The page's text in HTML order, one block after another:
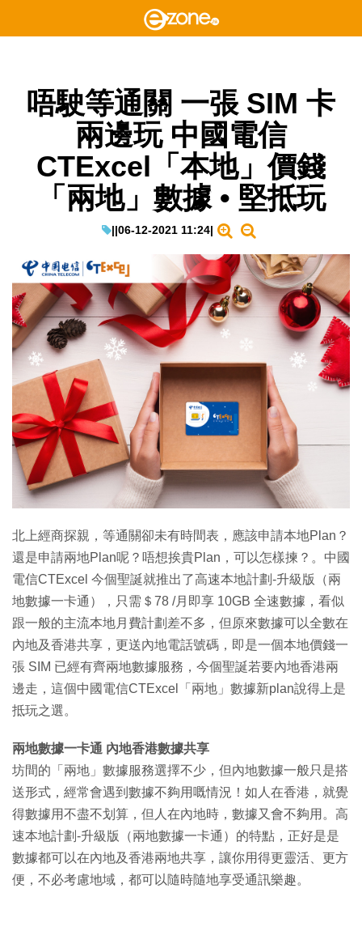
唔駛等通關 一張 SIM 卡
兩邊玩 中國電信
CTExcel「本地」價錢
「兩地」數據 • 堅抵玩
||06-12-2021 11:24|
北上經商探親，等通關卻未有時間表，應該申請本地Plan？
還是申請兩地Plan呢？唔想挨貴Plan，可以怎樣揀？。中國
電信CTExcel 今個聖誕就推出了高速本地計劃-升級版（兩
地數據一卡通），只需＄78 /月即享 10GB 全速數據，看似
跟一般的主流本地月費計劃差不多，但原來數據可以全數在
內地及香港共享，更送內地電話號碼，即是一個本地價錢一
張 SIM 已經有齊兩地數據服務，今個聖誕若要內地香港兩
邊走，這個中國電信CTExcel「兩地」數據新plan說得上是
抵玩之選。
兩地數據一卡通 內地香港數據共享
坊間的「兩地」數據服務選擇不少，但內地數據一般只是搭
送形式，經常會遇到數據不夠用嘅情況！如人在香港，就覺
得數據用不盡不划算，但人在內地時，數據又會不夠用。高
速本地計劃-升級版（兩地數據一卡通）的特點，正好是是
數據都可以在內地及香港兩地共享，讓你用得更靈活、更方
便，不必考慮地域，都可以隨時隨地享受通訊樂趣。